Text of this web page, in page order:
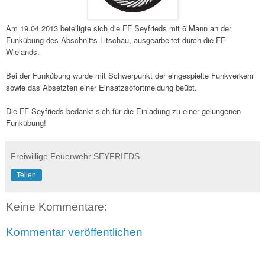
Am 19.04.2013 beteiligte sich die FF Seyfrieds mit 6 Mann an der
Funkübung des Abschnitts Litschau, ausgearbeitet durch die FF
Wielands.
Bei der Funkübung wurde mit Schwerpunkt der eingespielte Funkverkehr
sowie das Absetzten einer Einsatzsofortmeldung beübt.
Die FF Seyfrieds bedankt sich für die Einladung zu einer gelungenen
Funkübung!
Freiwillige Feuerwehr SEYFRIEDS
Teilen
Keine Kommentare:
Kommentar veröffentlichen